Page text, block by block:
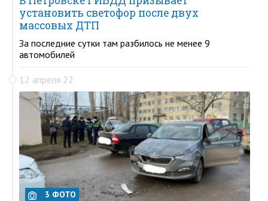
установить светофор после двух
массовых ДТП
За последние сутки там разбилось не менее 9
автомобилей
12 апреля 22
3 ФОТО